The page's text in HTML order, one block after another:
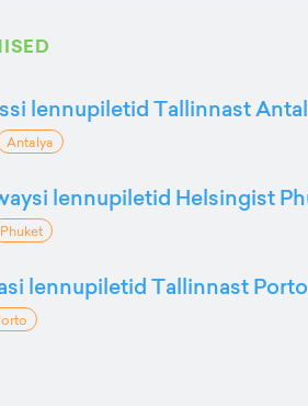
lennupiletid Tallinnast
Antalya
lennupiletid Helsingist
Phuket
lennupiletid Tallinnast